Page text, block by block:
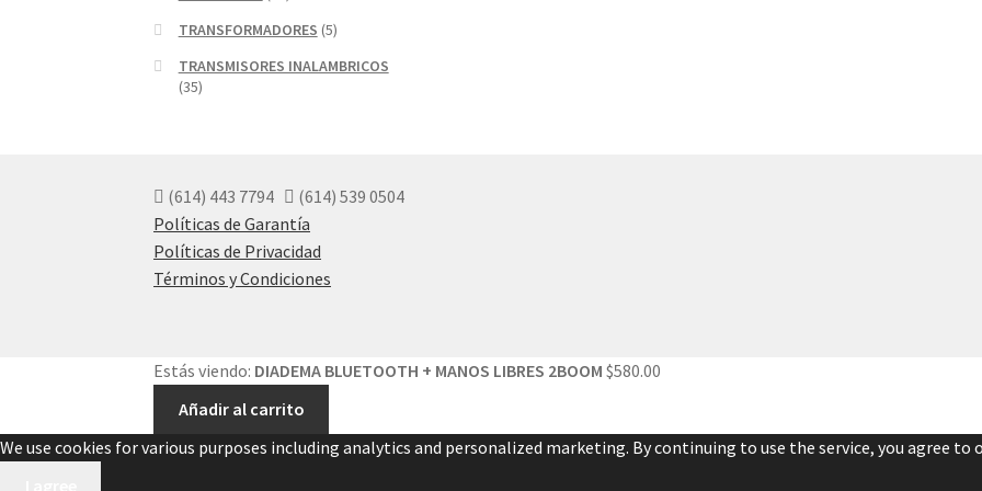
TRANSFORMADORES (5)
TRANSMISORES INALAMBRICOS
(35)
(614) 443 7794
(614) 539 0504
Políticas de Garantía
Políticas de Privacidad
Términos y Condiciones
Estás viendo: DIADEMA BLUETOOTH + MANOS LIBRES 2BOOM $580.00
Añadir al carrito
We use cookies for various purposes including analytics and personalized marketing. By continuing to use the service, you agree to